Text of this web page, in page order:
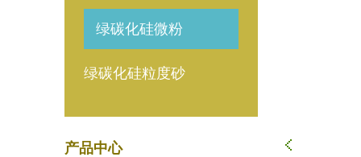
绿碳化硅微粉
绿碳化硅粒度砂
产品中心